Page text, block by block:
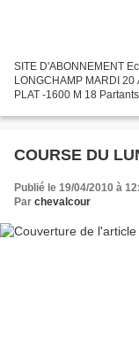
SITE D'ABONNEMENT
LONGCHAMP MARDI
PLAT -1600 M 18
COURSE DU
Publié le 19/04/2010 à
Par chevalcour